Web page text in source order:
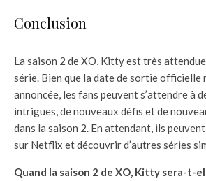
Conclusion
La saison 2 de XO, Kitty est très
série. Bien que la date de sortie officielle
annoncée, les fans peuvent s’attendre à
intrigues, de nouveaux défis et de
dans la saison 2. En attendant, ils
sur Netflix et découvrir d’autres séries
Quand la saison 2 de XO, Kitty sera-t-